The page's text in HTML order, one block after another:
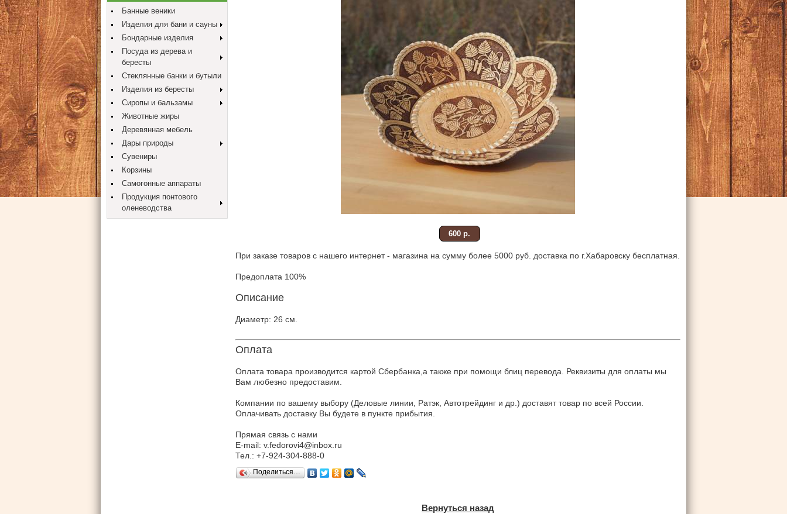
Банные веники
Изделия для бани и сауны
Бондарные изделия
Посуда из дерева и
бересты
Стеклянные банки и бутыли
Изделия из бересты
Сиропы и бальзамы
Животные жиры
Деревянная мебель
Дары природы
Сувениры
Корзины
Самогонные аппараты
Продукция понтового
оленеводства
600 р.
При заказе товаров с нашего интернет - магазина на сумму более 5000 руб. доставка по г.Хабаровску бесплатная.
Предоплата 100%
Описание
Диаметр: 26 см.
Оплата
Оплата товара производится картой Сбербанка,а также при помощи блиц перевода. Реквизиты для оплаты мы
Вам любезно предоставим.
Компании по вашему выбору (Деловые линии, Ратэк, Автотрейдинг и др.) доставят товар по всей России.
Оплачивать доставку Вы будете в пункте прибытия.
Прямая связь с нами
E-mail: v.fedorovi4@inbox.ru
Тел.: +7-924-304-888-0
Поделиться…
Вернуться назад